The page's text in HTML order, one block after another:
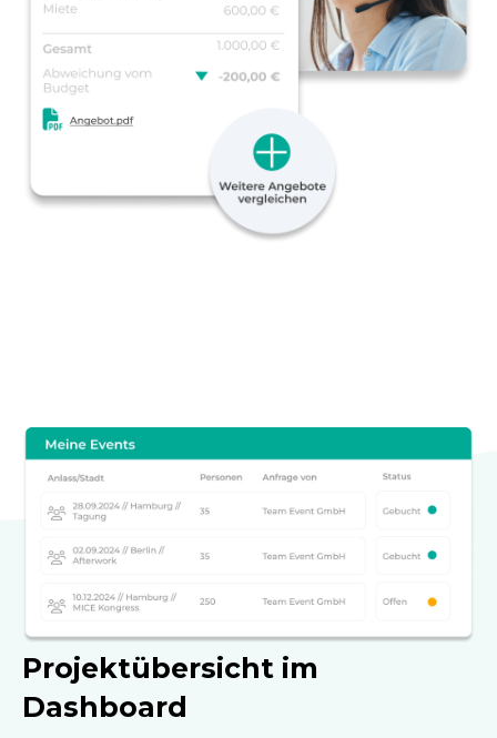
Projektübersicht im
Dashboard